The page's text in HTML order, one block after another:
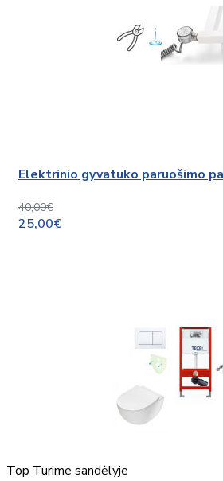
Elektrinio gyvatuko paruošimo
40,00€
25,00€
Top Turime sandėlyje